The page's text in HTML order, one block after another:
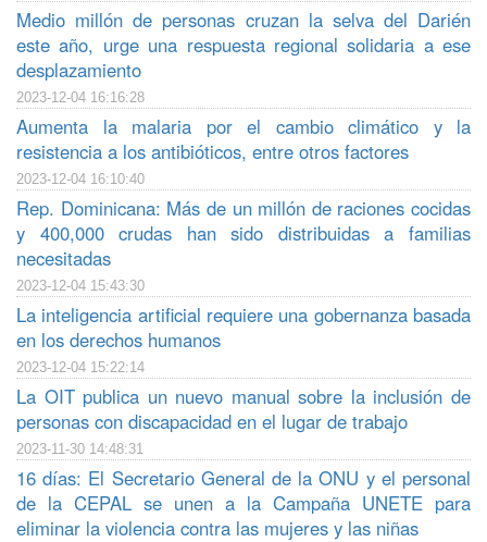
Medio millón de personas cruzan la selva del Darién
este año, urge una respuesta regional solidaria a ese
desplazamiento
2023-12-04 16:16:28
Aumenta la malaria por el cambio climático y la
resistencia a los antibióticos, entre otros factores
2023-12-04 16:10:40
Rep. Dominicana: Más de un millón de raciones cocidas
y 400,000 crudas han sido distribuidas a familias
necesitadas
2023-12-04 15:43:30
La inteligencia artificial requiere una gobernanza basada
en los derechos humanos
2023-12-04 15:22:14
La OIT publica un nuevo manual sobre la inclusión de
personas con discapacidad en el lugar de trabajo
2023-11-30 14:48:31
16 días: El Secretario General de la ONU y el personal
de la CEPAL se unen a la Campaña UNETE para
eliminar la violencia contra las mujeres y las niñas